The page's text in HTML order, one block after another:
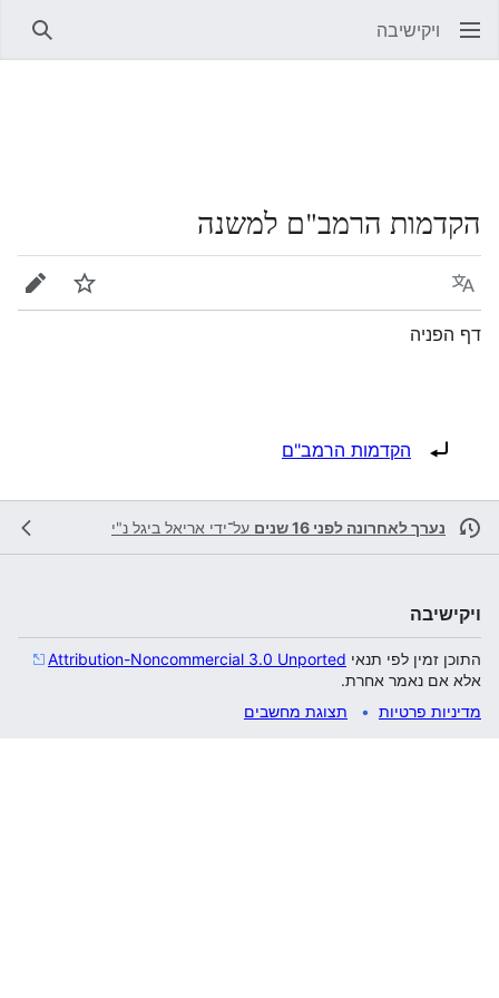
ויקישיבה
הקדמות הרמב"ם למשנה
שפה מעקב
דף הפניה
הפניה ל: הקדמות הרמב"ם
נערך לאחרונה לפני 16 שנים על־ידי אריאל ביגל נ"י
ויקישיבה
התוכן זמין לפי תנאי Attribution-Noncommercial 3.0 Unported
אלא אם נאמר אחרת.
מדיניות פרטיות
תצוגת מחשבים